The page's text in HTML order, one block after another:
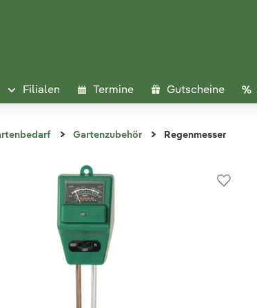
Filialen Termine Gutscheine
Gartenzubehör Regenmesser